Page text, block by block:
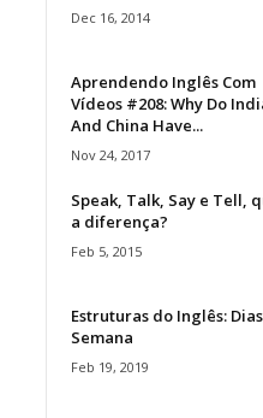
Dec 16, 2014
Aprendendo Inglês Com
Vídeos #208: Why Do
And China Have...
Nov 24, 2017
Speak, Talk, Say e Tell,
a diferença?
Feb 5, 2015
Estruturas do Inglês:
Semana
Feb 19, 2019